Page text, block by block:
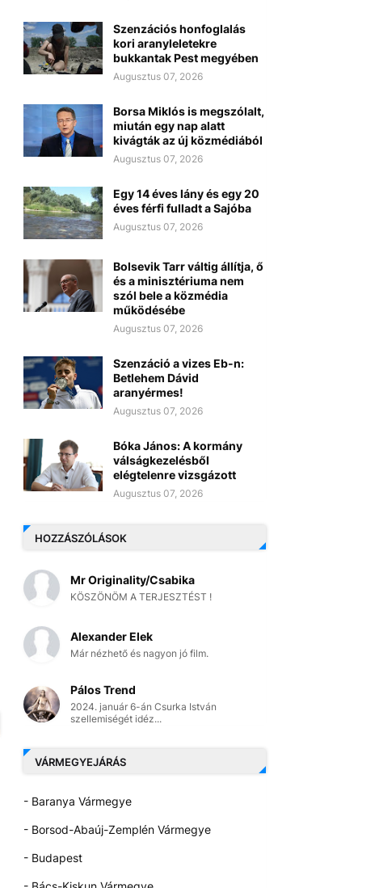
Szenzációs honfoglalás
kori aranyleletekre
bukkantak Pest megyében
Augusztus 07, 2026
Borsa Miklós is megszólalt,
miután egy nap alatt
kivágták az új közmédiából
Augusztus 07, 2026
Egy 14 éves lány és egy 20
éves férfi fulladt a Sajóba
Augusztus 07, 2026
Bolsevik Tarr váltig állítja, ő
és a minisztériuma nem
szól bele a közmédia
működésébe
Augusztus 07, 2026
Szenzáció a vizes Eb-n:
Betlehem Dávid
aranyérmes!
Augusztus 07, 2026
Bóka János: A kormány
válságkezelésből
elégtelenre vizsgázott
Augusztus 07, 2026
HOZZÁSZÓLÁSOK
Mr Originality/Csabika
KÖSZÖNÖM A TERJESZTÉST !
Alexander Elek
Már nézhető és nagyon jó film.
Pálos Trend
2024. január 6-án Csurka István
szellemiségét idéz...
VÁRMEGYEJÁRÁS
- Baranya Vármegye
- Borsod-Abaúj-Zemplén Vármegye
- Budapest